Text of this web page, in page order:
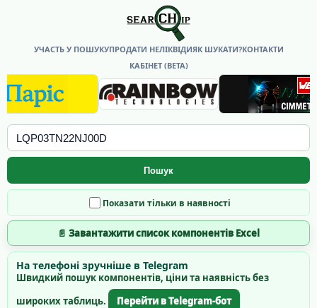
УЧАСТЬ У ПОШУКУПРОДАТИ НЕЛІКВІДИЯК ШУКАТИ?КОНТАКТИ
КАБІНЕТ (BETA)
Пошук
Показати тільки в наявності
📄 Завантажити список компонентів Excel
На телефоні зручніше в Telegram
Швидкий пошук компонентів, ціни та наявність без
широких таблиць.
Перейти в Telegram-бот